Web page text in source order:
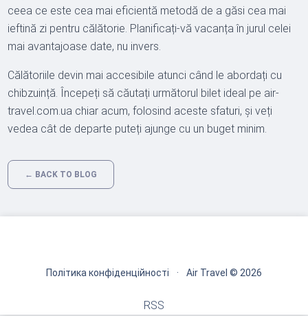
ceea ce este cea mai eficientă metodă de a găsi cea mai
ieftină zi pentru călătorie. Planificați-vă vacanța în jurul celei
mai avantajoase date, nu invers.
Călătoriile devin mai accesibile atunci când le abordați cu
chibzuință. Începeți să căutați următorul bilet ideal pe air-
travel.com.ua chiar acum, folosind aceste sfaturi, și veți
vedea cât de departe puteți ajunge cu un buget minim.
← BACK TO BLOG
Політика конфіденційності · Air Travel © 2026
RSS